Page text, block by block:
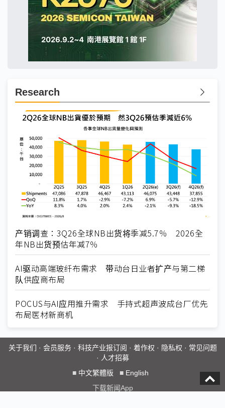
Research
产销调查：3Q26全球NB出货将季减5.7％ 2026全
年NB出货预估年减7％
AI驱动高端玻纤布需求 带动台日业者扩产与第二梯
队供应商布局
POCUS与AI应用推升需求 手持式超声波成台厂优先
布局医材新商机
关于我们 · 会员服务· 科技产业报订阅 · 着作权 · 隐私权 · 常见问题
· 人才招募
■ 中文繁體版 ■ English
下载新闻App